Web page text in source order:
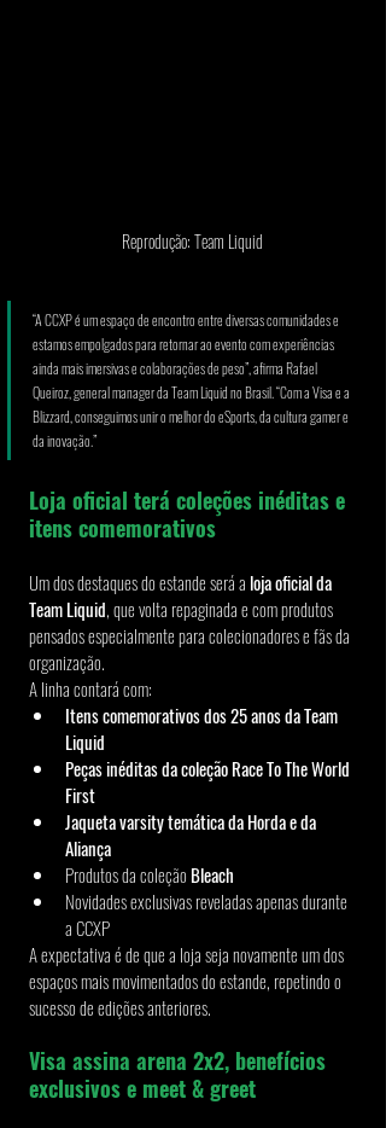
Reprodução: Team Liquid
“A CCXP é um espaço de encontro entre diversas comunidades e
estamos empolgados para retornar ao evento com experiências
ainda mais imersivas e colaborações de peso”, afirma Rafael
Queiroz, general manager da Team Liquid no Brasil. “Com a Visa e a
Blizzard, conseguimos unir o melhor do eSports, da cultura gamer e
da inovação.”
Loja oficial terá coleções inéditas e
itens comemorativos
Um dos destaques do estande será a loja oficial da
Team Liquid, que volta repaginada e com produtos
pensados especialmente para colecionadores e fãs da
organização.
A linha contará com:
Itens comemorativos dos 25 anos da Team
Liquid
Peças inéditas da coleção Race To The World
First
Jaqueta varsity temática da Horda e da
Aliança
Produtos da coleção Bleach
Novidades exclusivas reveladas apenas durante
a CCXP
A expectativa é de que a loja seja novamente um dos
espaços mais movimentados do estande, repetindo o
sucesso de edições anteriores.
Visa assina arena 2x2, benefícios
exclusivos e meet & greet